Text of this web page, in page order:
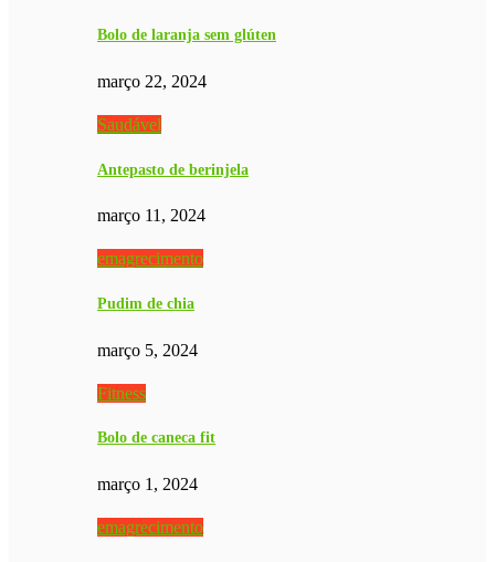
Bolo de laranja sem glúten
março 22, 2024
Saudável
Antepasto de berinjela
março 11, 2024
emagrecimento
Pudim de chia
março 5, 2024
Fitness
Bolo de caneca fit
março 1, 2024
emagrecimento